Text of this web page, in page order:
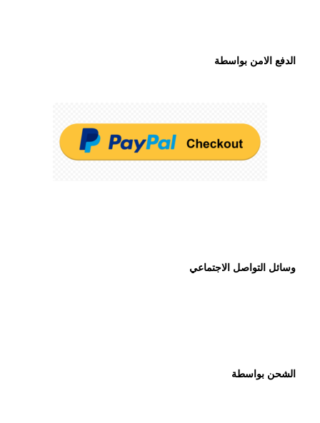
الدفع الامن بواسطة
وسائل التواصل الاجتماعي
الشحن بواسطة